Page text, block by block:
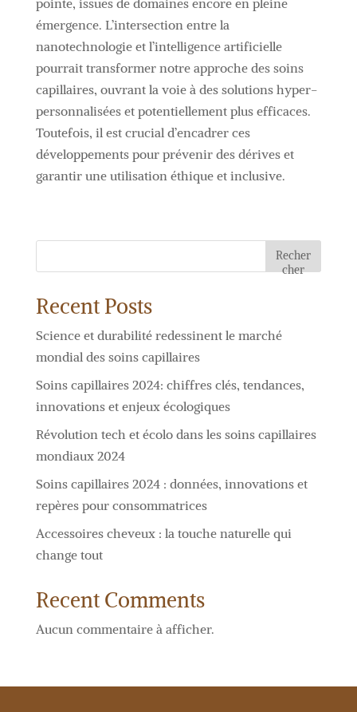
émergence. L’intersection entre la
nanotechnologie et l’intelligence artificielle
pourrait transformer notre approche des soins
capillaires, ouvrant la voie à des solutions hyper-
personnalisées et potentiellement plus efficaces.
Toutefois, il est crucial d’encadrer ces
développements pour prévenir des dérives et
garantir une utilisation éthique et inclusive.
Recher
cher
Recent Posts
Science et durabilité redessinent le marché
mondial des soins capillaires
Soins capillaires 2024: chiffres clés, tendances,
innovations et enjeux écologiques
Révolution tech et écolo dans les soins capillaires
mondiaux 2024
Soins capillaires 2024 : données, innovations et
repères pour consommatrices
Accessoires cheveux : la touche naturelle qui
change tout
Recent Comments
Aucun commentaire à afficher.